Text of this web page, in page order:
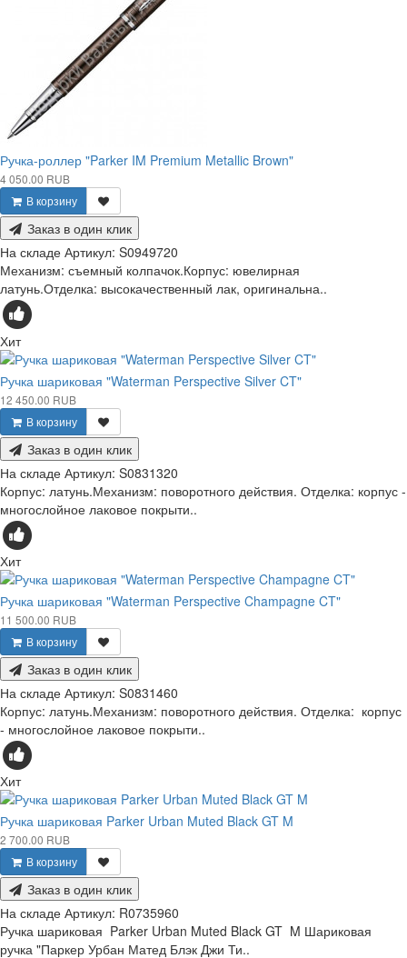
Ручка-роллер "Parker IM Premium Metallic Brown"
4 050.00 RUB
В корзину
Заказ в один клик
На складе Артикул: S0949720
Механизм: съемный колпачок.Корпус: ювелирная
латунь.Отделка: высокачественный лак, оригинальна..
Хит
Ручка шариковая "Waterman Perspective Silver CT"
12 450.00 RUB
В корзину
Заказ в один клик
На складе Артикул: S0831320
Корпус: латунь.Механизм: поворотного действия. Отделка: корпус -
многослойное лаковое покрыти..
Хит
Ручка шариковая "Waterman Perspective Champagne CT"
11 500.00 RUB
В корзину
Заказ в один клик
На складе Артикул: S0831460
Корпус: латунь.Механизм: поворотного действия. Отделка: корпус
- многослойное лаковое покрыти..
Хит
Ручка шариковая Parker Urban Muted Black GT M
2 700.00 RUB
В корзину
Заказ в один клик
На складе Артикул: R0735960
Ручка шариковая Parker Urban Muted Black GT M Шариковая
ручка "Паркер Урбан Матед Блэк Джи Ти..